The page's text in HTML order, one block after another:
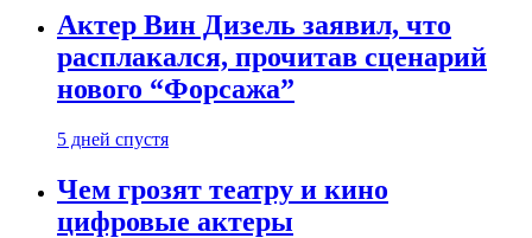
Актер Вин Дизель заявил, что
расплакался, прочитав сценарий
нового “Форсажа”
5 дней спустя
Чем грозят театру и кино
цифровые актеры